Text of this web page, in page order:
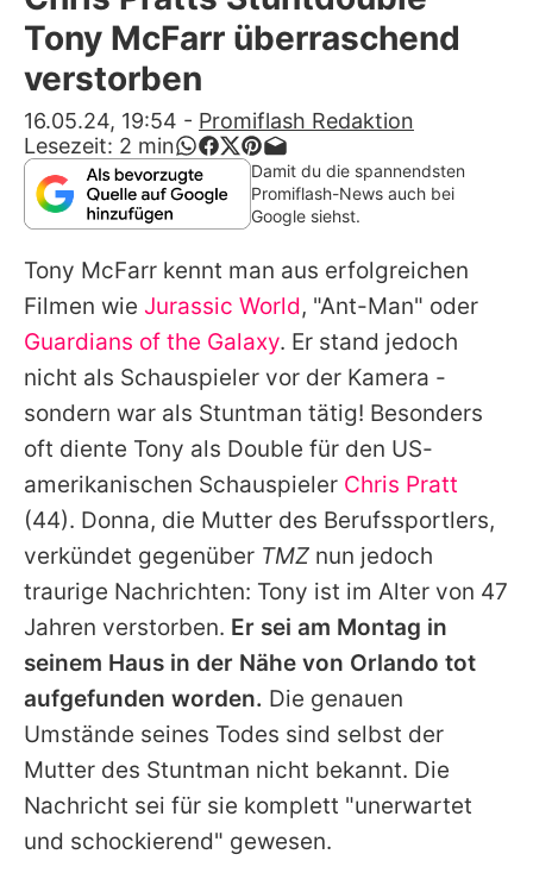
Alle Themen auf Promiflash
App runterladen
Team
Redaktionelle Richtlinien
Impressum
Datenschutzerklärung
Nutzungsbedingungen
Utiq verwalten
Tony McFarr überraschend
verstorben
16.05.24, 19:54 - Promiflash Redaktion
Lesezeit: 2 min
Damit du die spannendsten
Promiflash-News auch bei
Google siehst.
Tony McFarr kennt man aus erfolgreichen
Filmen wie Jurassic World, "Ant-Man" oder
Guardians of the Galaxy. Er stand jedoch
nicht als Schauspieler vor der Kamera -
sondern war als Stuntman tätig! Besonders
oft diente Tony als Double für den US-
amerikanischen Schauspieler Chris Pratt
(44). Donna, die Mutter des Berufssportlers,
verkündet gegenüber TMZ nun jedoch
traurige Nachrichten: Tony ist im Alter von 47
Jahren verstorben. Er sei am Montag in
seinem Haus in der Nähe von Orlando tot
aufgefunden worden. Die genauen
Umstände seines Todes sind selbst der
Mutter des Stuntman nicht bekannt. Die
Nachricht sei für sie komplett "unerwartet
und schockierend" gewesen.